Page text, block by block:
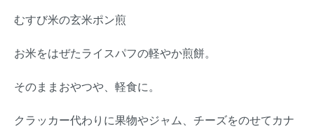
むすび米の玄米ポン煎
お米をはぜたライスパフの軽やか煎餅。
そのままおやつや、軽食に。
クラッカー代わりに果物やジャム、チーズをのせてカナ